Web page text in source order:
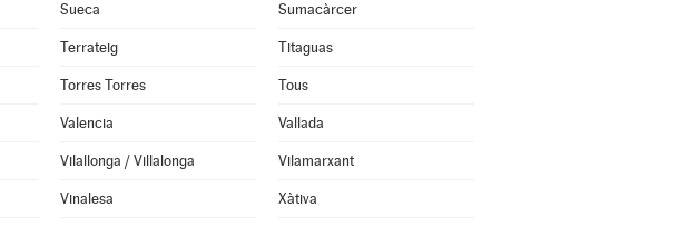
Sueca Sumacàrcer
Terrateig Titaguas
Torres Torres Tous
Valencia Vallada
Vilallonga / Villalonga Vilamarxant
Vinalesa Xàtiva